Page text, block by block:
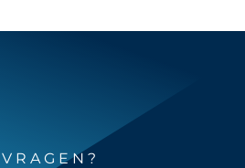
VRAGEN?